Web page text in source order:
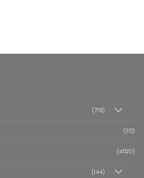
(718)
(35)
(4520)
(144)